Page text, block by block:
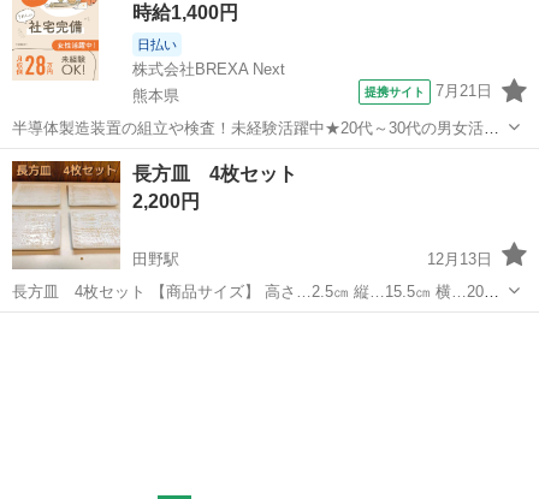
時給1,400円
日払い
株式会社BREXA Next
熊本県
提携サイト 7月21日
半導体製造装置の組立や検査！未経験活躍中★20代～30代の男女活躍
中★ワンルーム寮完備！赴任旅費会社負担！マイカー通勤OK！無料駐
車場あり！正社員登用あり！《熊本県菊池郡大津町》 人気の工場のお
仕事 ◇半導体製造装置の組立...
熊本 その他
長方皿 4枚セット
2,200円
田野駅
12月13日
長方皿 4枚セット 【商品サイズ】 高さ…2.5㎝ 縦…15.5㎝ 横…20㎝
魚の切り身や串物、前菜など 色々とお使い頂けます。 表面に凹凸のテ